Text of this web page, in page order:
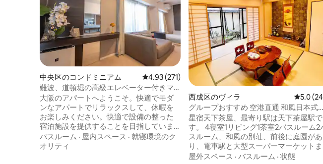
中央区のコンドミニアム レビュー271件、5つ星中4.93つ星の平均評価
4.93 (271)
難波、道頓堀の高級エレベーター付きマ
ンション「2トイレ」地下鉄まで徒歩1分、
黒門市場まで3分、心斎橋まで5分、同じ
建物に他のリスティングもありますので
お問い合わせください
大阪のアパートへようこそ。快適でモダ
ンなアパートでリラックスして、休暇を
お楽しみください。快適で設備の整った
宿泊施設を提供することを目指していま
す。 私のアパートは13階の7階にありま
す。これは建物内で最も広いコーナーハ
バスルーム · 屋内スペース · 就寝環境のク
オリティ
西成区のヴィラ レビュ
5.0
グループおすすめ 空港直通 和風日本式一
軒家 4～10名様 天下茶屋駅 2庭 2浴室 道頓
堀 難波 心斎橋
星宿天下茶屋、最寄り駅は天下茶屋駅で
す。 4寝室1リビング1茶室2バスルーム2
スルーム、和風の別荘、前後に庭園があ
り、電車駅と大型スーパーマーケットま
で徒歩8分です。 空港快線南海線は空港
屋外スペース · バスルーム · 状態